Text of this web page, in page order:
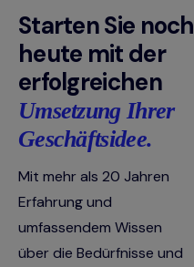
Starten Sie noch
heute mit der
erfolgreichen
Umsetzung Ihrer
Geschäftsidee.
Mit mehr als 20 Jahren
Erfahrung und
umfassendem Wissen
über die Bedürfnisse und